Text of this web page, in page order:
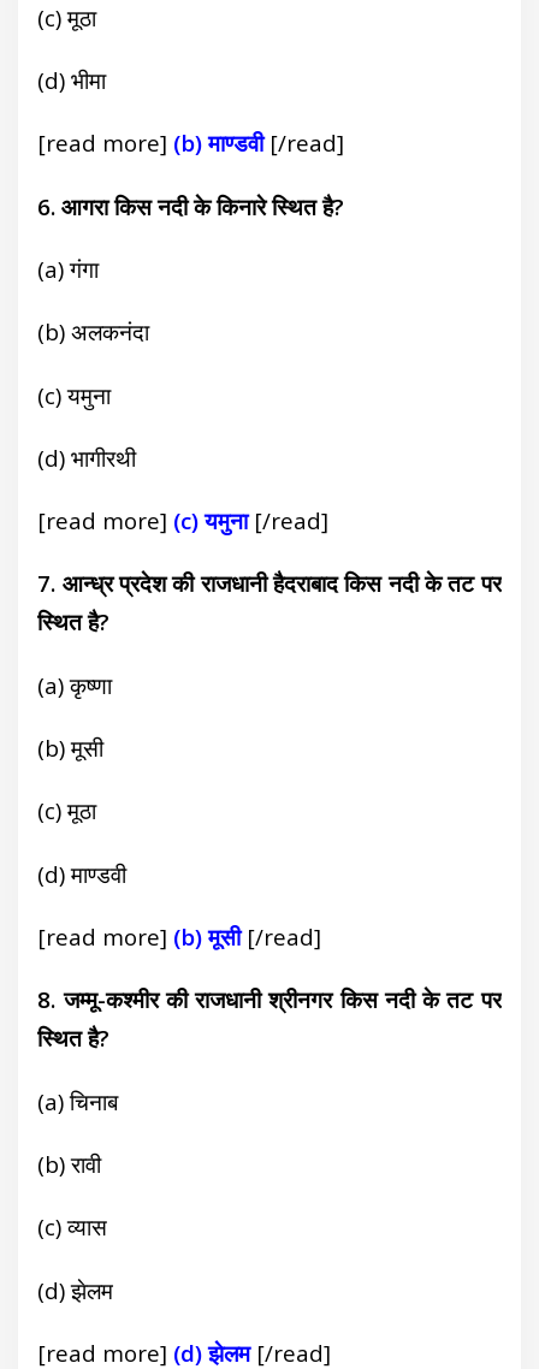
(c) मूठा
(d) भीमा
[read more] (b) माण्डवी[/read]
6. आगरा किस नदी के किनारे स्थित है?
(a) गंगा
(b) अलकनंदा
(c) यमुना
(d) भागीरथी
[read more] (c) यमुना[/read]
7. आन्ध्र प्रदेश की राजधानी हैदराबाद किस नदी के तट पर
स्थित है?
(a) कृष्णा
(b) मूसी
(c) मूठा
(d) माण्डवी
[read more] (b) मूसी[/read]
8. जम्मू-कश्मीर की राजधानी श्रीनगर किस नदी के तट पर
स्थित है?
(a) चिनाब
(b) रावी
(c) व्यास
(d) झेलम
[read more] (d) झेलम[/read]